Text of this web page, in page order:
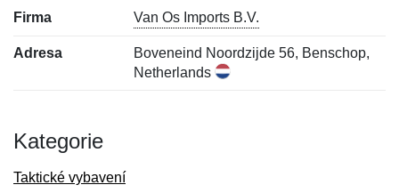
Firma Van Os Imports B.V.
Adresa
Boveneind Noordzijde 56, Benschop,
Netherlands
Kategorie
Taktické vybavení